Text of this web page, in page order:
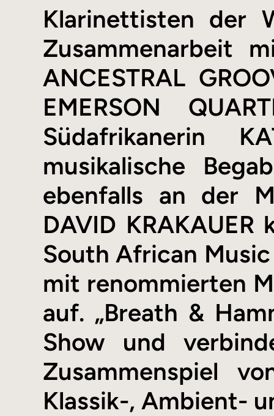
Klarinettisten der
Zusammenarbeit
ANCESTRAL
EMERSON
Südafrikanerin
musikalische
ebenfalls an der
DAVID
South African
mit renommierten
auf. „Breath &
Show und
Zusammenspiel
Klassik-, Ambient-